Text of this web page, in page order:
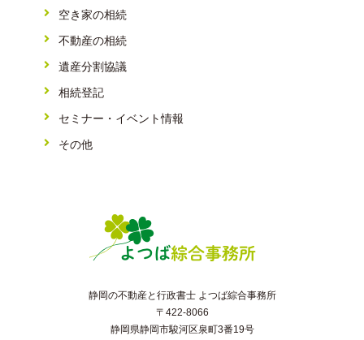
空き家の相続
不動産の相続
遺産分割協議
相続登記
セミナー・イベント情報
その他
静岡の不動産と行政書士 よつば綜合事務所
〒422-8066
静岡県静岡市駿河区泉町3番19号